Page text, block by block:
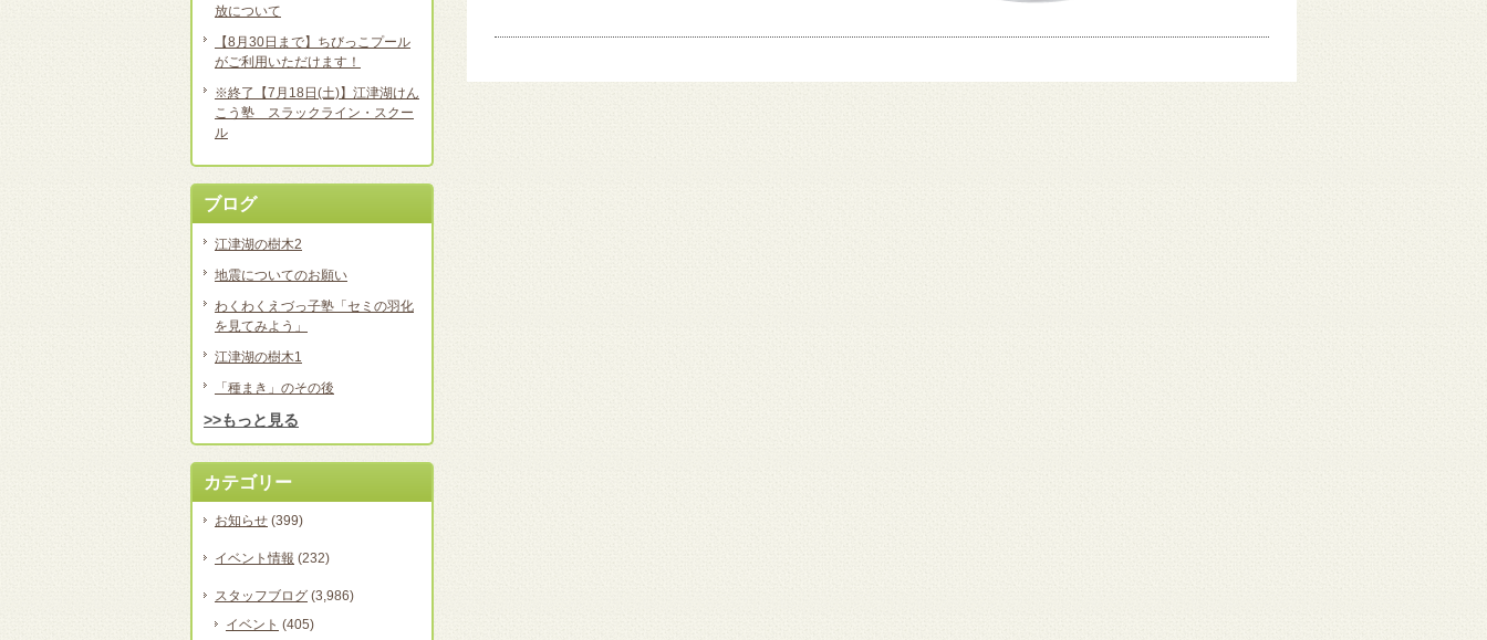
放について
【8月30日まで】ちびっこプール
がご利用いただけます！
※終了【7月18日(土)】江津湖けん
こう塾 スラックライン・スクー
ル
ブログ
江津湖の樹木2
地震についてのお願い
わくわくえづっ子塾「セミの羽化
を見てみよう」
江津湖の樹木1
「種まき」のその後
>>もっと見る
カテゴリー
お知らせ (399)
イベント情報 (232)
スタッフブログ (3,986)
イベント (405)